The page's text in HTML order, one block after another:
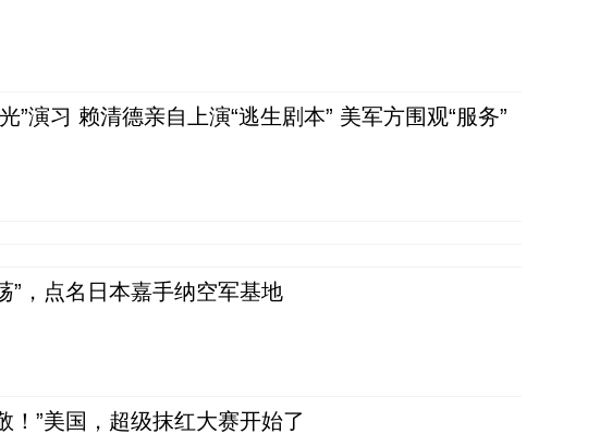
”演习 赖清德亲自上演“逃生剧本” 美军方围观“服务”
”，点名日本嘉手纳空军基地
！”美国，超级抹红大赛开始了